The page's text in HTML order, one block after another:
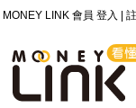
MONEY LINK 會員 登入